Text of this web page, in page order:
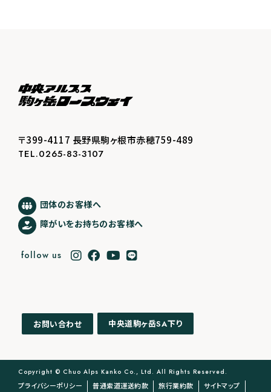
〒399-4117 長野県駒ヶ根市赤穂759-489
TEL.0265-83-3107
団体のお客様へ
障がいをお持ちのお客様へ
follow us
お問い合わせ 中央道駒ヶ岳SA下り
Copyright © Chuo Alps Kanko Co., Ltd. All Rights Reserved.
プライバシーポリシー 普通索道運送約款 旅行業約款 サイトマップ